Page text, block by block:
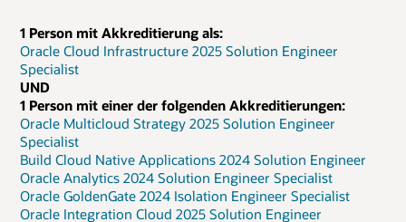
1 Person mit Akkreditierung als:
Oracle Cloud Infrastructure 2025 Solution Engineer
Specialist
UND
1 Person mit einer der folgenden Akkreditierungen:
Oracle Multicloud Strategy 2025 Solution Engineer
Specialist
Build Cloud Native Applications 2024 Solution Engineer
Oracle Analytics 2024 Solution Engineer Specialist
Oracle GoldenGate 2024 Isolation Engineer Specialist
Oracle Integration Cloud 2025 Solution Engineer